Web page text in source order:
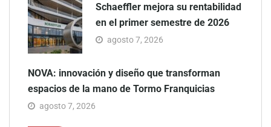
Schaeffler mejora su rentabilidad
en el primer semestre de 2026
agosto 7, 2026
NOVA: innovación y diseño que transforman
espacios de la mano de Tormo Franquicias
agosto 7, 2026